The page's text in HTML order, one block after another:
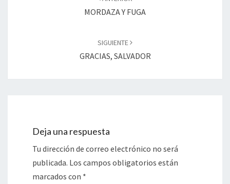
MORDAZA Y FUGA
SIGUIENTE
GRACIAS, SALVADOR
Deja una respuesta
Tu dirección de correo electrónico no será
publicada. Los campos obligatorios están
marcados con *